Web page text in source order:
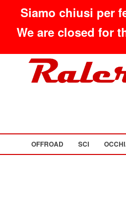
Siamo chiusi per
We are closed for
OFFROAD SCI